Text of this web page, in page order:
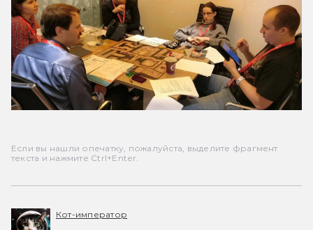
Если вы нашли опечатку, пожалуйста, выделите фрагмент
текста и нажмите Ctrl+Enter.
Кот-император